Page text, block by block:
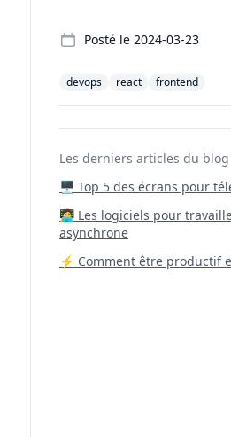
Posté le 2024-03-23
devops react frontend
Les derniers articles du blog
🖥️ Top 5 des écrans pour
‍🧑‍💻 Les logiciels pour
asynchrone
⚡ Comment être productif